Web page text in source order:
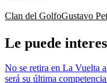
Clan del GolfoGustavo
Le puede
No se retira en La Vuelta
será su última